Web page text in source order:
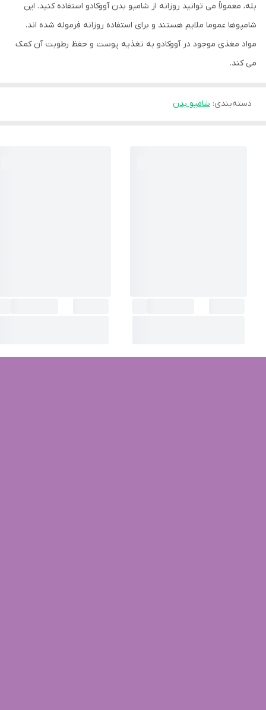
بله، معمولاً می توانید روزانه از شامپو بدن آووکادو استفاده کنید. این
شامپوها عموما ملایم هستند و برای استفاده روزانه فرموله شده اند.
مواد مغذی موجود در آووکادو به تغذیه پوست و حفظ رطوبت آن کمک
می کند.
دسته‌بندی: شامپو بدن